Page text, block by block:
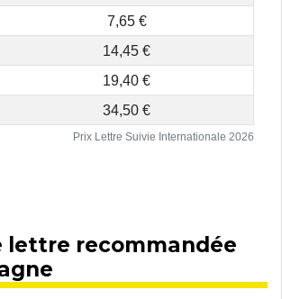
Prix Lettre Suivie Internationale 2026
7,65 €
14,45 €
19,40 €
34,50 €
lettre recommandée